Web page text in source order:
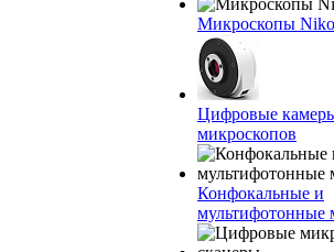
Микроскопы
Цифровые
микроскопов
Конфокальные и
мультифотонные